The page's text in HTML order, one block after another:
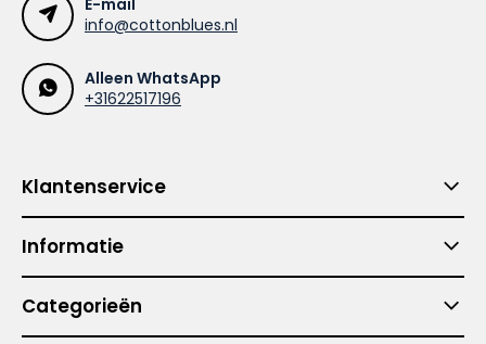
info@cottonblues.nl
Alleen WhatsApp
+31622517196
Klantenservice
Informatie
Categorieën